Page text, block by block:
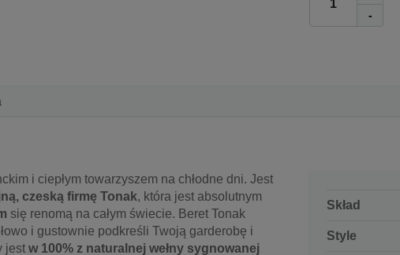
-
i ciepłym towarzyszem na chłodne dni. Jest
czeską firmę Tonak, która jest absolutnym
się renomą na całym świecie. Beret Tonak
i gustownie podkreśli Twoją garderobę i
jest w 100% z naturalnej wełny sygnowanej
Skład
Style